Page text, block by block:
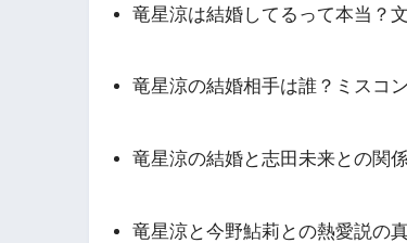
竜星涼は結婚してるって本当？
竜星涼の結婚相手は誰？ミスコ
竜星涼の結婚と志田未来との関
竜星涼と今野鮎莉との熱愛説の